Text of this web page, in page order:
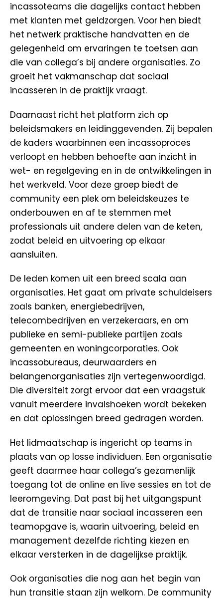
incassoteams die dagelijks contact hebben
met klanten met geldzorgen. Voor hen biedt
het netwerk praktische handvatten en de
gelegenheid om ervaringen te toetsen aan
die van collega’s bij andere organisaties. Zo
groeit het vakmanschap dat sociaal
incasseren in de praktijk vraagt.
Daarnaast richt het platform zich op
beleidsmakers en leidinggevenden. Zij bepalen
de kaders waarbinnen een incassoproces
verloopt en hebben behoefte aan inzicht in
wet- en regelgeving en in de ontwikkelingen in
het werkveld. Voor deze groep biedt de
community een plek om beleidskeuzes te
onderbouwen en af te stemmen met
professionals uit andere delen van de keten,
zodat beleid en uitvoering op elkaar
aansluiten.
De leden komen uit een breed scala aan
organisaties. Het gaat om private schuldeisers
zoals banken, energiebedrijven,
telecombedrijven en verzekeraars, en om
publieke en semi-publieke partijen zoals
gemeenten en woningcorporaties. Ook
incassobureaus, deurwaarders en
belangenorganisaties zijn vertegenwoordigd.
Die diversiteit zorgt ervoor dat een vraagstuk
vanuit meerdere invalshoeken wordt bekeken
en dat oplossingen breed gedragen worden.
Het lidmaatschap is ingericht op teams in
plaats van op losse individuen. Een organisatie
geeft daarmee haar collega’s gezamenlijk
toegang tot de online en live sessies en tot de
leeromgeving. Dat past bij het uitgangspunt
dat de transitie naar sociaal incasseren een
teamopgave is, waarin uitvoering, beleid en
management dezelfde richting kiezen en
elkaar versterken in de dagelijkse praktijk.
Ook organisaties die nog aan het begin van
hun transitie staan zijn welkom. De community